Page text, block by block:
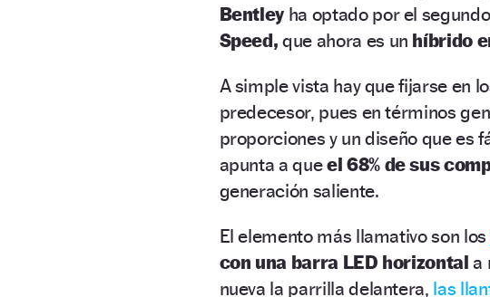
Bentley ha optado por el
Speed, que ahora es un híbrido
A simple vista hay que fijarse en
predecesor, pues en términos
proporciones y un diseño que es
apunta a queel 68% de sus
generación saliente.
El elemento más llamativo son los
con una barra LED horizontala
nueva la parrilla delantera, las